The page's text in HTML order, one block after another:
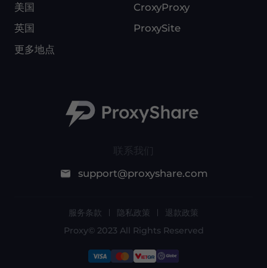
联系我们
support@proxyshare.com
美国
英国
更多地点
CroxyProxy
ProxySite
服务条款 隐私政策
退款政策
Proxy© 2023 All Rights Reserved